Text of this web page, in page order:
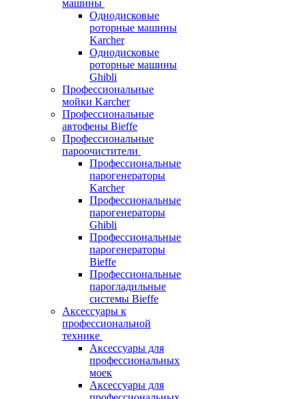
машины
Однодисковые
роторные машины
Karcher
Однодисковые
роторные машины
Ghibli
Профессиональные
мойки Karcher
Профессиональные
автофены Bieffe
Профессиональные
пароочистители
Профессиональные
парогенераторы
Karcher
Профессиональные
парогенераторы
Ghibli
Профессиональные
парогенераторы
Bieffe
Профессиональные
парогладильные
системы Bieffe
Аксессуары к
профессиональной
технике
Аксессуары для
профессиональных
моек
Аксессуары для